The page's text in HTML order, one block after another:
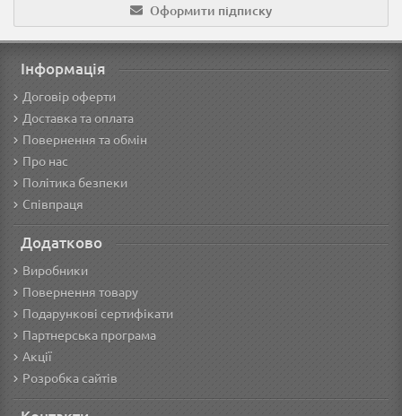
Оформити підписку
Інформація
Договір оферти
Доставка та оплата
Повернення та обмін
Про нас
Політика безпеки
Співпраця
Додатково
Виробники
Повернення товару
Подарункові сертифікати
Партнерська програма
Акції
Розробка сайтів